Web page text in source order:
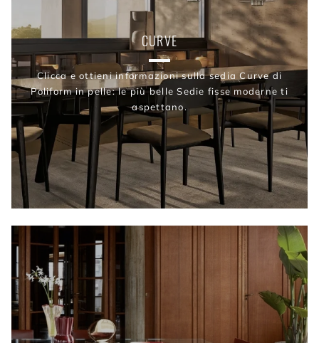
CURVE
Clicca e ottieni informazioni sulla sedia Curve di
Poliform in pelle: le più belle Sedie fisse moderne ti
aspettano.